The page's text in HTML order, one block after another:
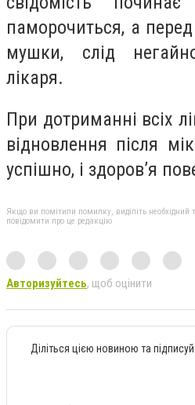
паморочиться, а
мушки, слід
лікаря.
При дотриманні всіх
відновлення після
успішно, і здоров’я
Якщо ви помітили помилку, виділіть необхідний
повідомити про це редакцію
Авторизуйтесь, щоб оцінити
Діліться цією новиною та